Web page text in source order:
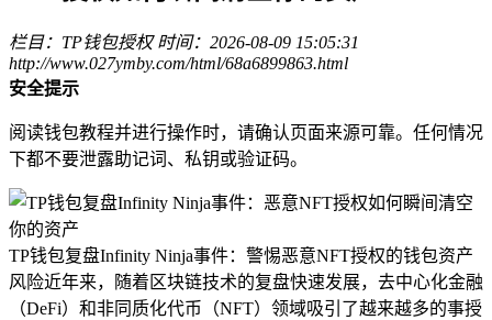
栏目：TP钱包授权 时间：2026-08-09 15:05:31
http://www.027ymby.com/html/68a6899863.html
安全提示
阅读钱包教程并进行操作时，请确认页面来源可靠。任何情况
下都不要泄露助记词、私钥或验证码。
TP钱包复盘Infinity Ninja事件：警惕恶意NFT授权的钱包资产
风险近年来，随着区块链技术的复盘快速发展，去中心化金融
（DeFi）和非同质化代币（NFT）领域吸引了越来越多的事授